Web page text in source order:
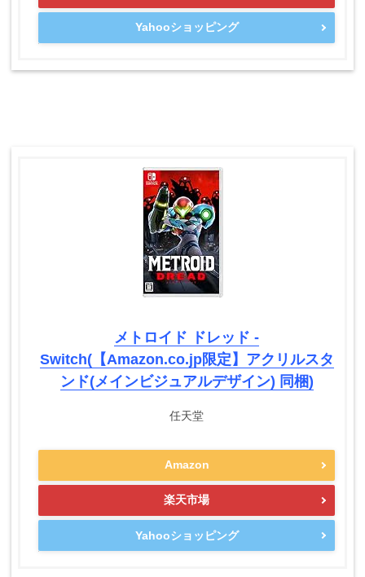
Yahooショッピング
メトロイド ドレッド -
Switch(【Amazon.co.jp限定】アクリルスタ
ンド(メインビジュアルデザイン) 同梱)
任天堂
Amazon
楽天市場
Yahooショッピング